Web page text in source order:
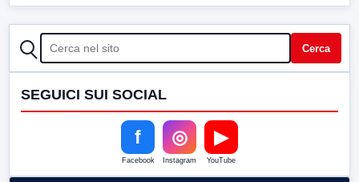
CERCA Cerca
SEGUICI SUI SOCIAL
f
Facebook
◎
Instagram
▶
YouTube